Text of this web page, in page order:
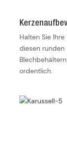
Halten Sie Ihre
diesen runden
ordentlich.